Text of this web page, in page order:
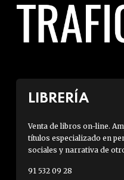
LIBRERÍA
Venta de libros on-line.
títulos especializado en
sociales y narrativa de
91 532 09 28